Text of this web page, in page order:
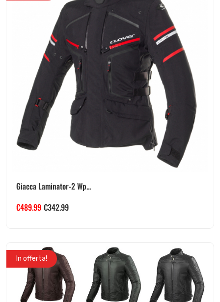
Giacca Laminator-2 Wp...
€489.99 €342.99
In offerta!